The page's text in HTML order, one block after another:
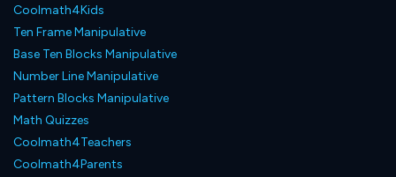
Coolmath4Kids
Ten Frame Manipulative
Base Ten Blocks Manipulative
Number Line Manipulative
Pattern Blocks Manipulative
Math Quizzes
Coolmath4Teachers
Coolmath4Parents